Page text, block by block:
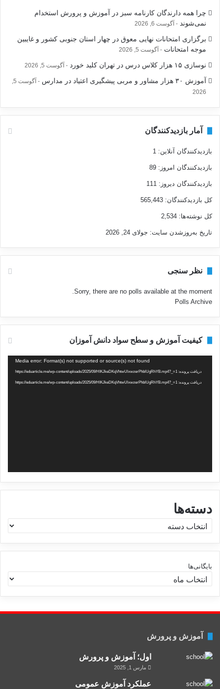
چرا همه دارندگان کارنامه سبز در آموزش و پرورش استخدام
نمی‌شوند
آگوست 6, 2026
برگزاری امتحانات نهایی معوق در چهار استان جنوبی کشور و غایبین
موجه امتحانات
آگوست 5, 2026
نوسازی ۱۵ هزار کلاس درس در تهران کلید خورد آگوست 5, 2026
آموزش ۳۰ هزار مشاور و مربی پیشگیری اعتیاد در مدارس
آگوست 5,
2026
آمار بازدیدکنندگان
بازدیدکنندگان آنلاین: 1
بازدیدکنندگان امروز: 89
بازدیدکنندگان دیروز: 111
کل بازدیدکنند‌گان: 565,443
کل نوشته‌ها: 2,534
تاریخ به‌روزشدن سایت: جولای 24, 2026
نظر سنجی
Sorry, there are no polls available at the moment.
Polls Archive
کیفیت آموزش و سطح سواد دانش آموزان
ویدیو
Media error: Format(s) not supported or source(s) not found
دریافت پرونده: https://eduarticle.me/wp-content/uploads/2025/09/HIKJkeDKqVhtwUlxwzerPhblUgRhYB.mp4?_=1
دریافت پرونده: https://eduarticle.me/wp-content/uploads/2025/09/HIKJkeDKqVhtwUlxwzerPhblUgRhYB.mp4?_=1
دسته‌ها
س
ت
ه
بایگانی‌ها
آموزش و پرورش
اول؛ آموزش و پرورش
مارس 1, 2025
عملکرد آموزش عمومی